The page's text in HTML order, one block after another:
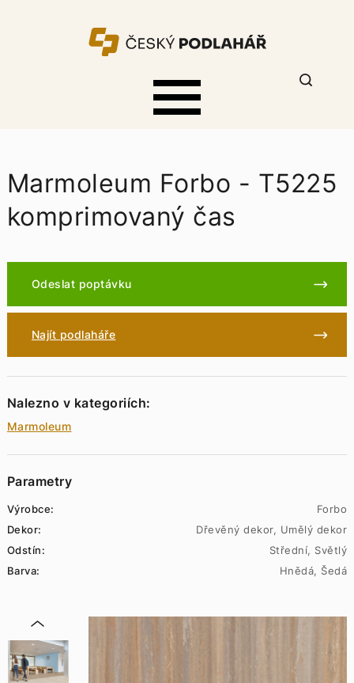
Marmoleum Forbo - T5225
komprimovaný čas
Odeslat poptávku
Najít podlaháře
Nalezno v kategoriích:
Marmoleum
Parametry
Výrobce:
Forbo
Dekor:
Dřevěný dekor, Umělý dekor
Odstín:
Střední, Světlý
Barva:
Hnědá, Šedá